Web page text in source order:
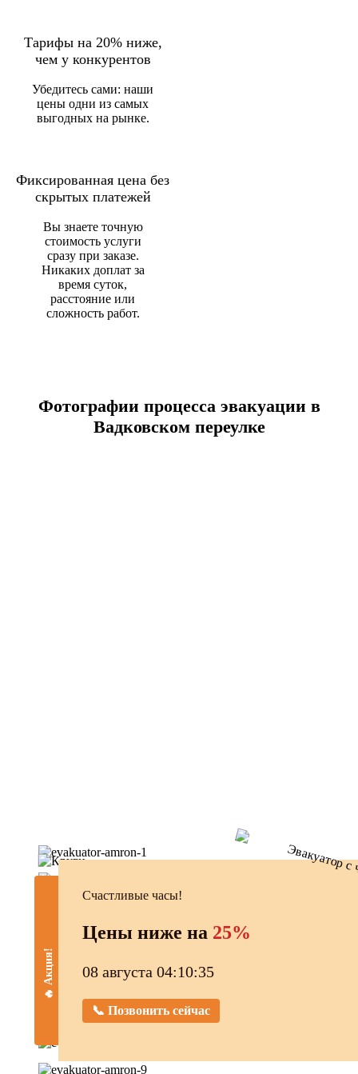
🔥 Акция!
Счастливые часы!
Цены ниже на 25%
08 августа 04:10:36
📞 Позвонить сейчас
Тарифы на 20% ниже,
чем у конкурентов
Убедитесь сами: наши
цены одни из самых
выгодных на рынке.
Фиксированная цена без
скрытых платежей
Вы знаете точную
стоимость услуги
сразу при заказе.
Никаких доплат за
время суток,
расстояние или
сложность работ.
Фотографии процесса эвакуации в
Вадковском переулке